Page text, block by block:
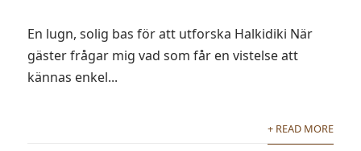
En lugn, solig bas för att utforska Halkidiki När
gäster frågar mig vad som får en vistelse att
kännas enkel...
+ READ MORE